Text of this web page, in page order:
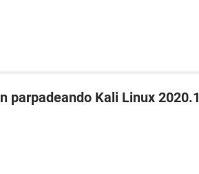
parpadeando Kali Linux 2020.1